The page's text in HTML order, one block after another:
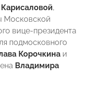
,
Московской
вице-президента
подмосковного
Корочкина и
Владимира